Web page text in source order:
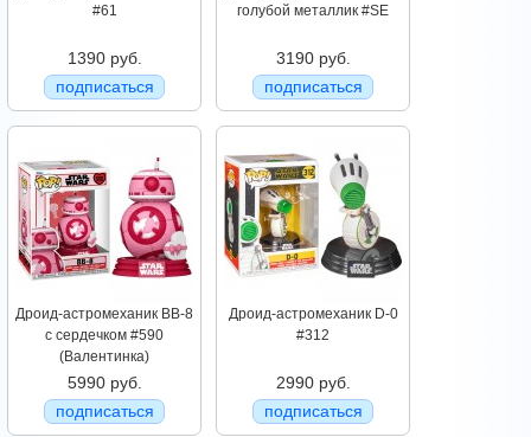
#61
1390 руб.
подписаться
голубой металлик #SE
3190 руб.
подписаться
Дроид-астромеханик BB-8
с сердечком #590
(Валентинка)
5990 руб.
подписаться
Дроид-астромеханик D-0
#312
2990 руб.
подписаться